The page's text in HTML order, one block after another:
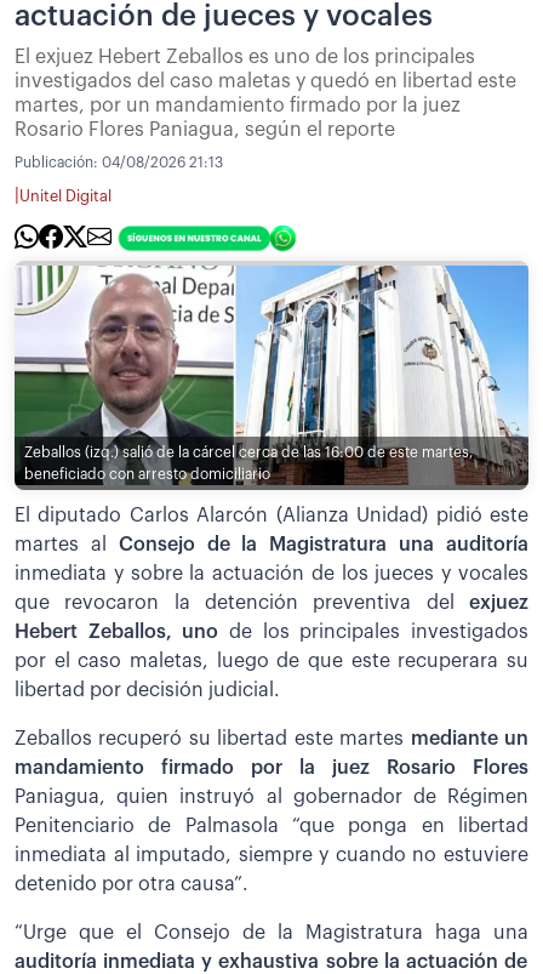
actuación de jueces y vocales
El exjuez Hebert Zeballos es uno de los principales
investigados del caso maletas y quedó en libertad este
martes, por un mandamiento firmado por la juez
Rosario Flores Paniagua, según el reporte
Publicación: 04/08/2026 21:13
Unitel Digital
Zeballos (izq.) salió de la cárcel cerca de las 16:00 de este martes,
beneficiado con arresto domiciliario
El diputado Carlos Alarcón (Alianza Unidad) pidió este
martes al Consejo de la Magistratura una auditoría
inmediata y sobre la actuación de los jueces y vocales
que revocaron la detención preventiva del exjuez
Hebert Zeballos, uno de los principales investigados
por el caso maletas, luego de que este recuperara su
libertad por decisión judicial.
Zeballos recuperó su libertad este martes mediante un
mandamiento firmado por la juez Rosario Flores
Paniagua, quien instruyó al gobernador de Régimen
Penitenciario de Palmasola “que ponga en libertad
inmediata al imputado, siempre y cuando no estuviere
detenido por otra causa”.
“Urge que el Consejo de la Magistratura haga una
auditoría inmediata y exhaustiva sobre la actuación de